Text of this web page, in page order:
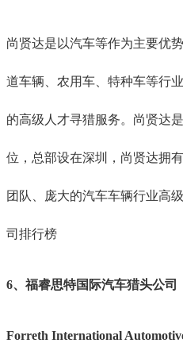
尚贤达是以汽车等作为主要优
道车辆、农用车、特种车等行
的高级人才寻猎服务。尚贤达
位，总部设在深圳，尚贤达拥
团队、庞大的汽车车辆行业高
司排行榜
6、福睿思特国际汽车猎头公司
Forreth International